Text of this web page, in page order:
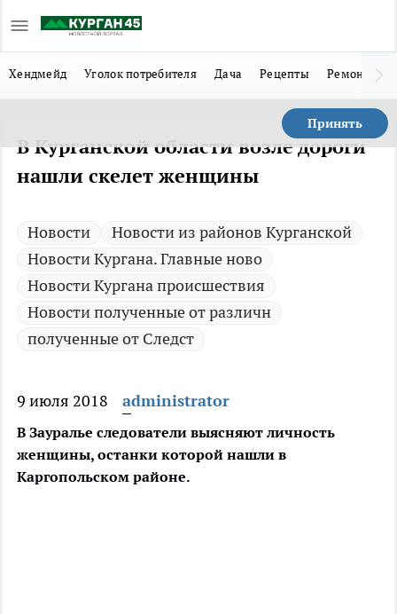
Хендмейд Уголок потребителя Дача Рецепты Ремонт
Принять
В Курганской области возле дороги
нашли скелет женщины
Новости
Новости из районов Курганской
Новости Кургана. Главные ново
Новости Кургана происшествия
Новости полученные от различн
полученные от Следст
9 июля 2018 administrator
В Зауралье следователи выясняют личность
женщины, останки которой нашли в
Каргопольском районе.